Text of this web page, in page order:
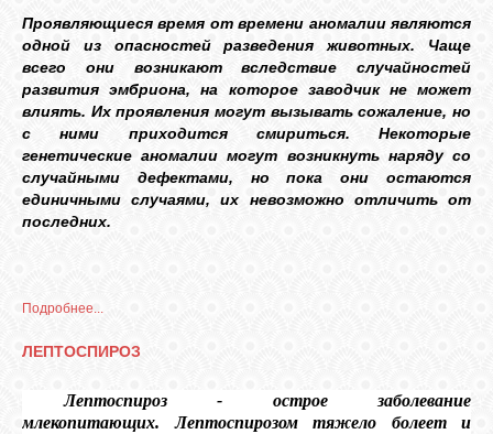
Проявляющиеся время от времени аномалии являются
одной из опасностей разведения животных. Чаще
всего они возникают вследствие случайностей
развития эмбриона, на которое заводчик не может
влиять. Их проявления могут вызывать сожаление, но
с ними приходится смириться. Некоторые
генетические аномалии могут возникнуть наряду со
случайными дефектами, но пока они остаются
единичными случаями, их невозможно отличить от
последних.
Подробнее...
ЛЕПТОСПИРОЗ
Лептоспироз - острое заболевание
млекопитающих. Лептоспирозом тяжело болеет и